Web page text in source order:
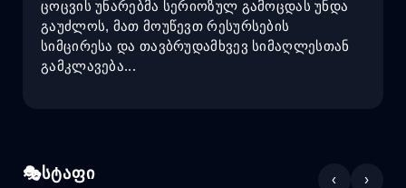
ცოცვის უნარებმა სერიოზულ გამოცდას უნდა
გაუძლოს, მათ მოუწევთ რესურსების
სიმცირესა და თავბრუდამხვევ სიმაღლესთან
გამკლავება...
სტაფი ‹ ›